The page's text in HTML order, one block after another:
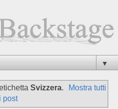
▼
Svizzera.
Mostra tutti
i post